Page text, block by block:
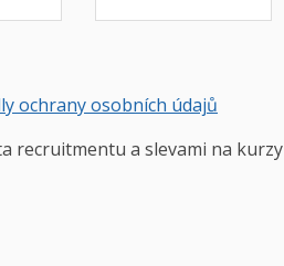
ochrany osobních údajů
recruitmentu a slevami na kurzy